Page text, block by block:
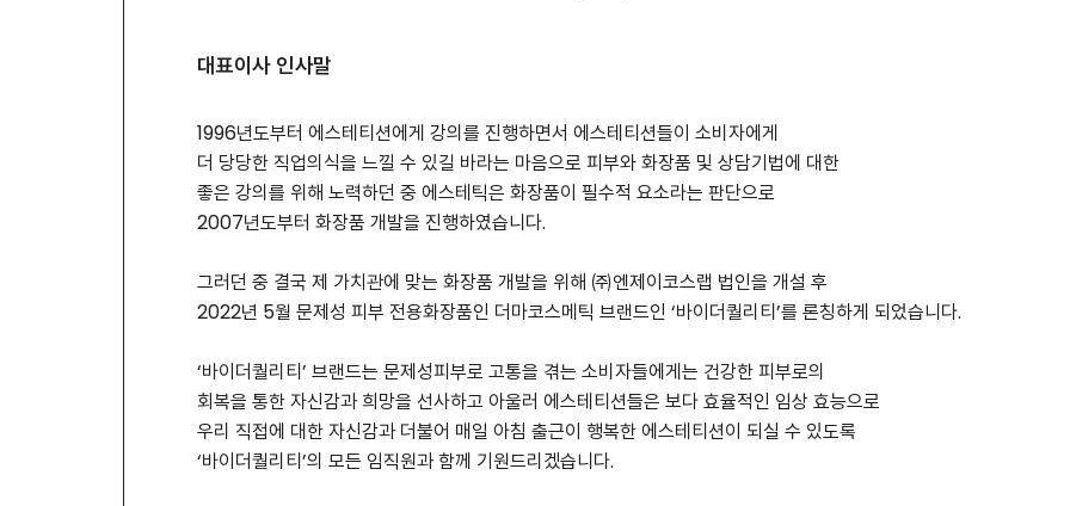
대표이사 인사말
1996년도부터 에스테티션에게 강의를 진행하면서 에스테티션들이 소비자에게
더 당당한 직업의식을 느낄 수 있길 바라는 마음으로 피부와 화장품 및 상담기법에 대한
좋은 강의를 위해 노력하던 중 에스테틱은 화장품이 필수적 요소라는 판단으로
2007년도부터 화장품 개발을 진행하였습니다.
그러던 중 결국 제 가치관에 맞는 화장품 개발을 위해 ㈜엔제이코스랩 법인을 개설 후
2022년 5월 문제성 피부 전용화장품인 더마코스메틱 브랜드인 ‘바이더퀄리티’를 론칭하게 되었습니다.
‘바이더퀄리티’ 브랜드는 문제성피부로 고통을 겪는 소비자들에게는 건강한 피부로의
회복을 통한 자신감과 희망을 선사하고 아울러 에스테티션들은 보다 효율적인 임상 효능으로
우리 직접에 대한 자신감과 더불어 매일 아침 출근이 행복한 에스테티션이 되실 수 있도록
‘바이더퀄리티’의 모든 임직원과 함께 기원드리겠습니다.